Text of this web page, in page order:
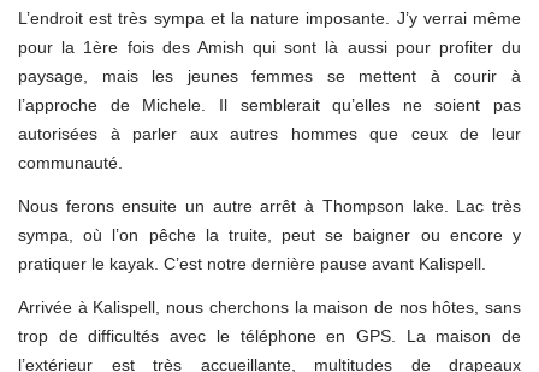
L’endroit est très sympa et la nature imposante. J’y verrai même
pour la 1ère fois des Amish qui sont là aussi pour profiter du
paysage, mais les jeunes femmes se mettent à courir à
l’approche de Michele. Il semblerait qu’elles ne soient pas
autorisées à parler aux autres hommes que ceux de leur
communauté.
Nous ferons ensuite un autre arrêt à Thompson lake. Lac très
sympa, où l’on pêche la truite, peut se baigner ou encore y
pratiquer le kayak. C’est notre dernière pause avant Kalispell.
Arrivée à Kalispell, nous cherchons la maison de nos hôtes, sans
trop de difficultés avec le téléphone en GPS. La maison de
l’extérieur est très accueillante, multitudes de drapeaux